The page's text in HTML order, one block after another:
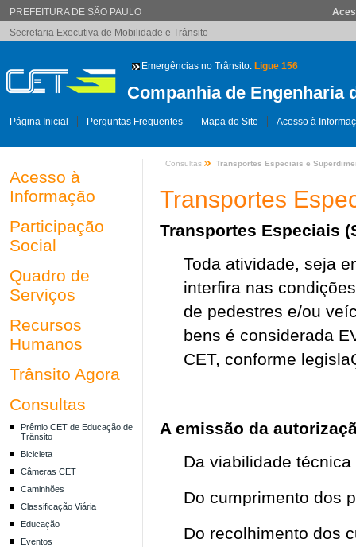
PREFEITURA DE SÃO PAULO
Secretaria Executiva de Mobilidade e Trânsito
Emergências no Trânsito: Ligue 156
Companhia de Engenharia
Página Inicial Perguntas Frequentes Mapa do Site Acesso à
Acesso à
Informação
Participação
Social
Quadro de
Serviços
Recursos
Humanos
Trânsito Agora
Consultas
Prêmio CET de Educação de
Trânsito
Bicicleta
Câmeras CET
Caminhões
Classificação Viária
Educação
Eventos
Consultas Transportes Especiais e
Transportes
Transportes Especiais
Toda atividade, seja
interfira nas
de pedestres e/ou
bens é considerada
CET, conforme
A emissão da
Da viabilidade
Do cumprimento dos
Do recolhimento dos